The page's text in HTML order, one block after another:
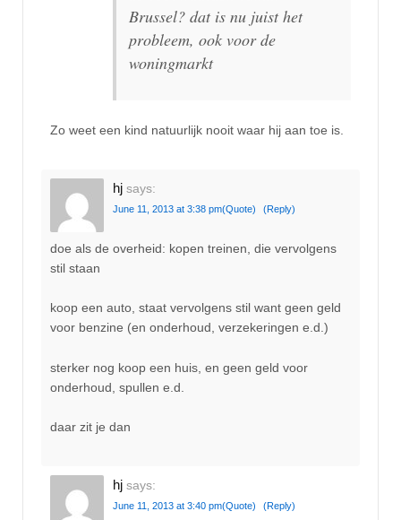
Brussel? dat is nu juist het
probleem, ook voor de
woningmarkt
Zo weet een kind natuurlijk nooit waar hij aan toe is.
hj says:
June 11, 2013 at 3:38 pm(Quote) (Reply)
doe als de overheid: kopen treinen, die vervolgens
stil staan
koop een auto, staat vervolgens stil want geen geld
voor benzine (en onderhoud, verzekeringen e.d.)
sterker nog koop een huis, en geen geld voor
onderhoud, spullen e.d.
daar zit je dan
hj says:
June 11, 2013 at 3:40 pm(Quote) (Reply)